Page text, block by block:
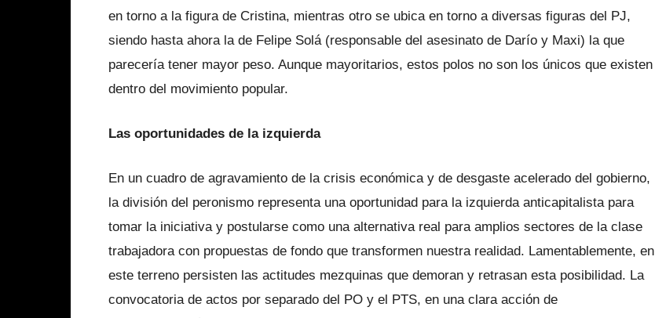
en torno a la figura de Cristina, mientras otro se ubica en torno a diversas figuras del PJ,
siendo hasta ahora la de Felipe Solá (responsable del asesinato de Darío y Maxi) la que
parecería tener mayor peso. Aunque mayoritarios, estos polos no son los únicos que existen
dentro del movimiento popular.
Las oportunidades de la izquierda
En un cuadro de agravamiento de la crisis económica y de desgaste acelerado del gobierno,
la división del peronismo representa una oportunidad para la izquierda anticapitalista para
tomar la iniciativa y postularse como una alternativa real para amplios sectores de la clase
trabajadora con propuestas de fondo que transformen nuestra realidad. Lamentablemente, en
este terreno persisten las actitudes mezquinas que demoran y retrasan esta posibilidad. La
convocatoria de actos por separado del PO y el PTS, en una clara acción de